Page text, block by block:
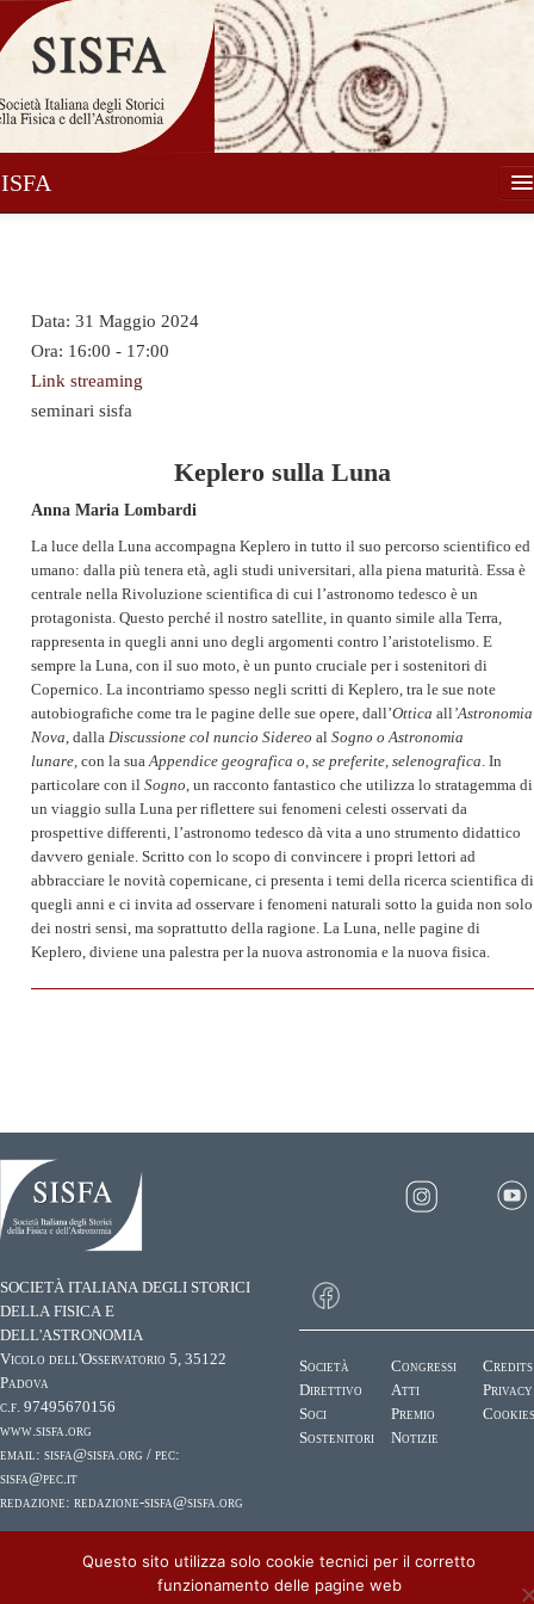
Attività
Pubblicazioni
Notizie
Contatti
Data: 31 Maggio 2024
Ora: 16:00 - 17:00
Link streaming
seminari sisfa
Keplero sulla Luna
Anna Maria Lombardi
La luce della Luna accompagna Keplero in tutto il suo percorso scientifico ed
umano: dalla più tenera età, agli studi universitari, alla piena maturità. Essa è
centrale nella Rivoluzione scientifica di cui l’astronomo tedesco è un
protagonista. Questo perché il nostro satellite, in quanto simile alla Terra,
rappresenta in quegli anni uno degli argomenti contro l’aristotelismo. E
sempre la Luna, con il suo moto, è un punto cruciale per i sostenitori di
Copernico. La incontriamo spesso negli scritti di Keplero, tra le sue note
autobiografiche come tra le pagine delle sue opere, dall’Ottica all’Astronomia
Nova, dalla Discussione col nuncio Sidereo al Sogno o Astronomia
lunare, con la suaAppendice geografica o, se preferite, selenografica. In
particolare con il Sogno, un racconto fantastico che utilizza lo stratagemma di
un viaggio sulla Luna per riflettere sui fenomeni celesti osservati da
prospettive differenti, l’astronomo tedesco dà vita a uno strumento didattico
davvero geniale. Scritto con lo scopo di convincere i propri lettori ad
abbracciare le novità copernicane, ci presenta i temi della ricerca scientifica di
quegli anni e ci invita ad osservare i fenomeni naturali sotto la guida non solo
dei nostri sensi, ma soprattutto della ragione. La Luna, nelle pagine di
Keplero, diviene una palestra per la nuova astronomia e la nuova fisica.
SOCIETÀ ITALIANA DEGLI STORICI
DELLA FISICA E
DELL'ASTRONOMIA
Vicolo dell'Osservatorio 5, 35122
Padova
c.f. 97495670156
www.sisfa.org
email: sisfa@sisfa.org / pec:
sisfa@pec.it
redazione: redazione-sisfa@sisfa.org
Società
Direttivo
Soci
Sostenitori
Congressi
Atti
Premio
Notizie
Credits
Privacy
Questo sito utilizza solo cookie tecnici per il corretto
funzionamento delle pagine web